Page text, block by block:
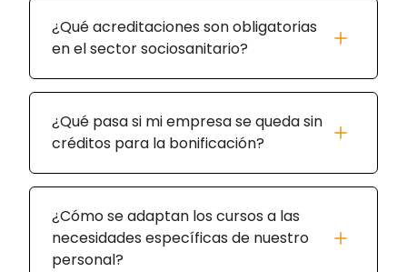
¿Qué acreditaciones son obligatorias
en el sector sociosanitario?
¿Qué pasa si mi empresa se queda sin
créditos para la bonificación?
¿Cómo se adaptan los cursos a las
necesidades específicas de nuestro
personal?